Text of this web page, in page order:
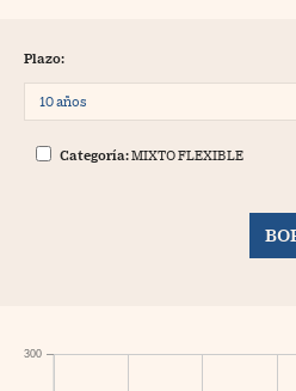
Plazo:
Categoría:MIXTO FLEXIBLE
300